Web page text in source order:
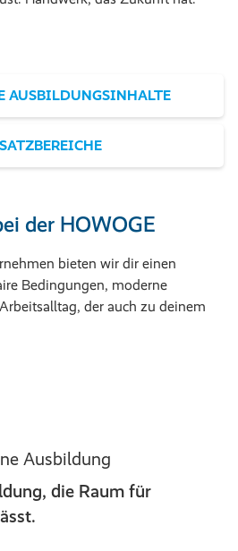
AUSBILDUNGSINHALTE
der HOWOGE
bieten wir dir einen
Bedingungen, moderne
der auch zu deinem
Ausbildung
die Raum für